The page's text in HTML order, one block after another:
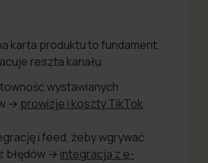
karta produktu to fundament,
reszta kanału:
wystawianych
→ prowizje i koszty TikTok
i feed, żeby wgrywać
błędów → integracja z e-